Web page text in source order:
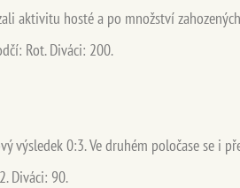
aktivitu hosté a po množství
Rot. Diváci: 200.
výsledek 0:3. Ve druhém poločase se i
Diváci: 90.